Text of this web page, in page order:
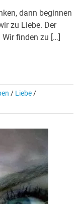
dann beginnen
zu Liebe. Der
Wir finden zu […]
/ Liebe /